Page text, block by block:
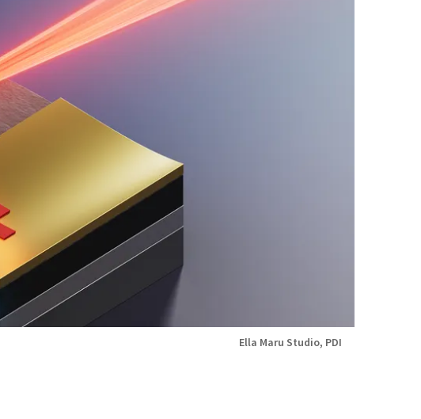
Ella Maru Studio, PDI